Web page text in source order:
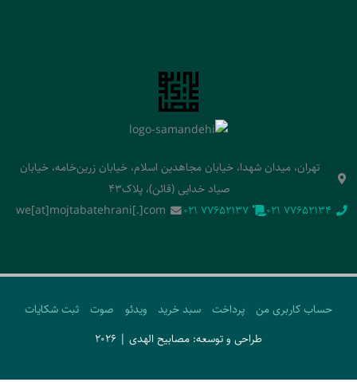
تهران، میدان شهدا، خیابان مجاهدین اسلام، خیابان زرین‌خامه، خیابان
صیاد خدایی (قائن)، پلاک43
‭021 77652134‬
‭021 77652137‬
we[at]mojtabatehrani[.]com
حساب کاربری من پرداخت سبد خرید ویدئو صوت
ثبت شکایات
طراحی و توسعه: مصابیح الهدی | 2026